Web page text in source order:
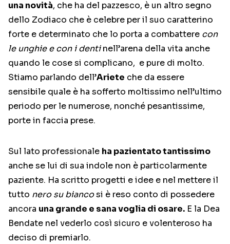
una novità, che ha del pazzesco, è un altro segno
dello Zodiaco che è celebre per il suo caratterino
forte e determinato che lo porta a combattere con
le unghie e con i dentinell’arena della vita anche
quando le cose si complicano, e pure di molto.
Stiamo parlando dell’Ariete che da essere
sensibile quale è ha sofferto moltissimo nell’ultimo
periodo per le numerose, nonché pesantissime,
porte in faccia prese.
Sul lato professionale ha pazientato tantissimo
anche se lui di sua indole non è particolarmente
paziente. Ha scritto progetti e idee e nel mettere il
tutto nero su biancosi è reso conto di possedere
ancora una grande e sana voglia di osare. E la Dea
Bendate nel vederlo così sicuro e volenteroso ha
deciso di premiarlo.